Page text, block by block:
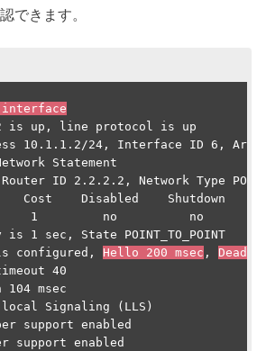
できます。
interface
is up, line protocol is up
10.1.1.2/24, Interface ID 6, Area
Statement
ID 2.2.2.2, Network Type
Cost    Disabled    Shutdown
1         no          no
is 1 sec, State POINT_TO_POINT
configured,
Hello 200 msec , Dead 1
40
104 msec
Signaling (LLS)
support enabled
support enabled